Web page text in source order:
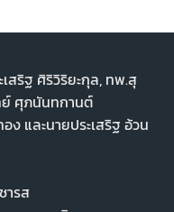
สริฐ ศิริวิริยะกุล, ทพ.สุ
ย์ ศุภนันทกานต์
และนายประเสริฐ อ้วน
ารส